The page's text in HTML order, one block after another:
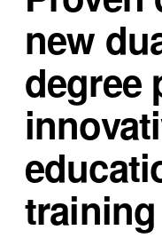
new
degree